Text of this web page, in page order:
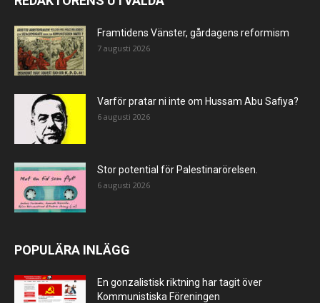
Framtidens Vänster, gårdagens reformism
7 augusti 2026
Varför pratar ni inte om Hussam Abu Safiya?
6 augusti 2026
Stor potential för Palestinarörelsen.
6 augusti 2026
POPULÄRA INLÄGG
En gonzalistisk riktning har tagit över
Kommunistiska Föreningen